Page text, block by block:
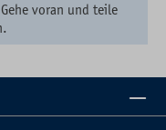
voran und teile